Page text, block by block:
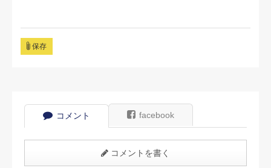
保存
コメント facebook
コメントを書く